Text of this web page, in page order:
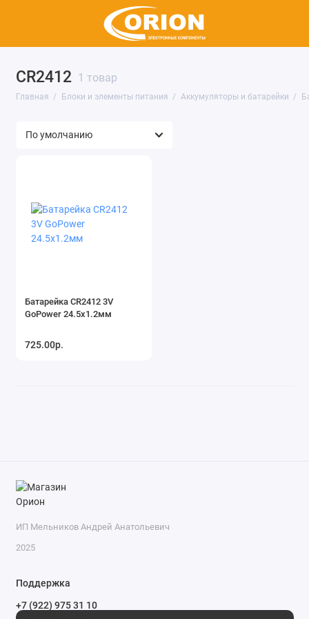
CR2412 1 товар
Главная Блоки и элементы питания Аккумуляторы и батарейки
Аккумуляторы и батарейки
Показать все
Батарейка CR2412 3V
GoPower 24.5x1.2мм
725.00р.
ИП Мельников Андрей Анатольевич
2025
Поддержка
+7 (922) 975 31 10